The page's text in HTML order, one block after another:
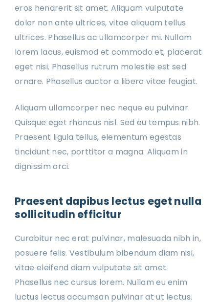
eros hendrerit sit amet. Aliquam vulputate
dolor non ante ultrices, vitae aliquam tellus
ultrices. Phasellus ac ullamcorper mi. Nullam
lorem lacus, euismod et commodo et, placerat
eget nisi. Phasellus rutrum molestie est sed
ornare. Phasellus auctor a libero vitae feugiat.
Aliquam ullamcorper nec neque eu pulvinar.
Quisque eget rhoncus nisl. Sed eu tempus nibh.
Praesent ligula tellus, elementum egestas
tincidunt nec, porttitor a magna. Aliquam in
dignissim orci.
Praesent dapibus lectus eget nulla
sollicitudin efficitur
Curabitur nec erat pulvinar, malesuada nibh in,
posuere felis. Vestibulum bibendum diam nisi,
vitae eleifend diam vulputate sit amet.
Phasellus nec cursus lorem. Nullam eu enim
luctus lectus accumsan pulvinar at ut lectus.